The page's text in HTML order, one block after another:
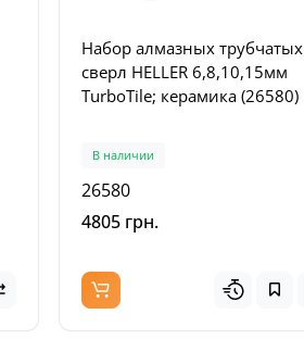
Набор алмазных трубчатых
сверл HELLER 6,8,10,15мм
TurboTile; керамика (26580)
В наличии
26580
4805 грн.